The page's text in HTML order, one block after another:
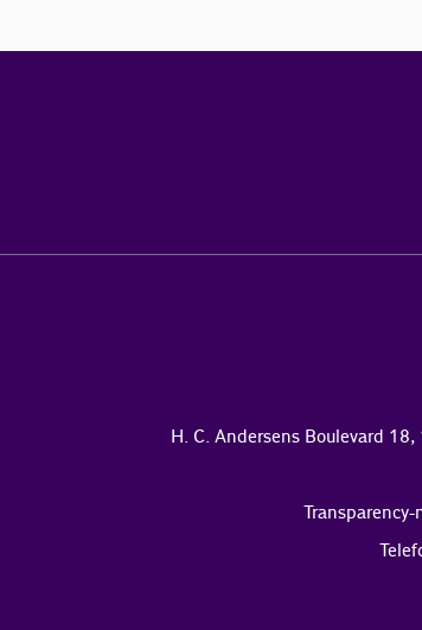
H. C. Andersens Boulevard